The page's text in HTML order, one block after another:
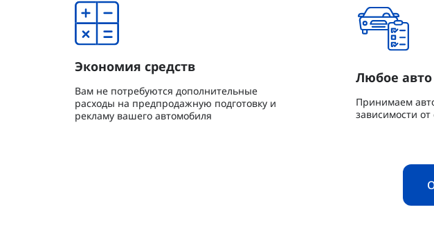
Экономия средств
Вам не потребуются дополнительные
расходы на предпродажную подготовку и
рекламу вашего автомобиля
Любое авто
Принимаем
зависимости от